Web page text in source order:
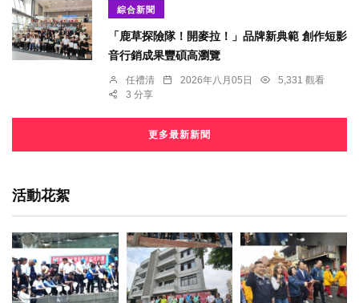
綜合新聞
「鹿草探險隊！開麥拉！」品牌新典範 創作短影
音行銷成果豐碩高瀏覽
任禮清 2026年八月05日
5,331 觀看
3 分享
更多最新新聞
活動花絮